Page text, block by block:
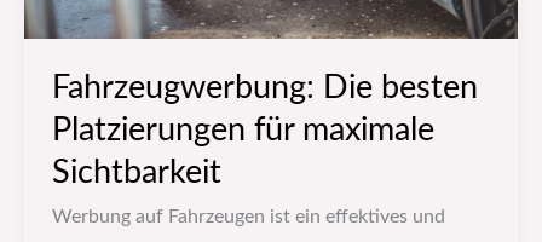
Fahrzeugwerbung: Die besten
Platzierungen für maximale
Sichtbarkeit
Werbung auf Fahrzeugen ist ein effektives und